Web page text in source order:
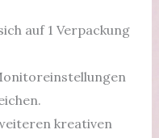
auf 1 Verpackung
kreativen